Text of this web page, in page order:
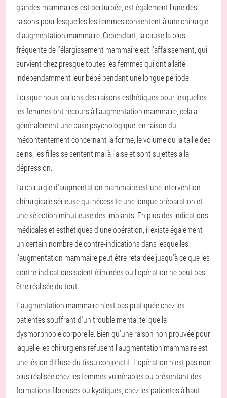
glandes mammaires est perturbée, est également l'une des
raisons pour lesquelles les femmes consentent à une chirurgie
d'augmentation mammaire. Cependant, la cause la plus
fréquente de l'élargissement mammaire est l'affaissement, qui
survient chez presque toutes les femmes qui ont allaité
indépendamment leur bébé pendant une longue période.
Lorsque nous parlons des raisons esthétiques pour lesquelles
les femmes ont recours à l'augmentation mammaire, cela a
généralement une base psychologique: en raison du
mécontentement concernant la forme, le volume ou la taille des
seins, les filles se sentent mal à l'aise et sont sujettes à la
dépression.
La chirurgie d'augmentation mammaire est une intervention
chirurgicale sérieuse qui nécessite une longue préparation et
une sélection minutieuse des implants. En plus des indications
médicales et esthétiques d'une opération, il existe également
un certain nombre de contre-indications dans lesquelles
l'augmentation mammaire peut être retardée jusqu'à ce que les
contre-indications soient éliminées ou l'opération ne peut pas
être réalisée du tout.
L'augmentation mammaire n'est pas pratiquée chez les
patientes souffrant d'un trouble mental tel que la
dysmorphobie corporelle. Bien qu'une raison non prouvée pour
laquelle les chirurgiens refusent l'augmentation mammaire est
une lésion diffuse du tissu conjonctif. L'opération n'est pas non
plus réalisée chez les femmes vulnérables ou présentant des
formations fibreuses ou kystiques, chez les patientes à haut